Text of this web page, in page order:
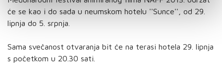
će se kao i do sada u neumskom hotelu ''Sunce'', od 29.
lipnja do 5. srpnja.
Sama svečanost otvaranja bit će na terasi hotela 29. lipnja
s početkom u 20.30 sati.